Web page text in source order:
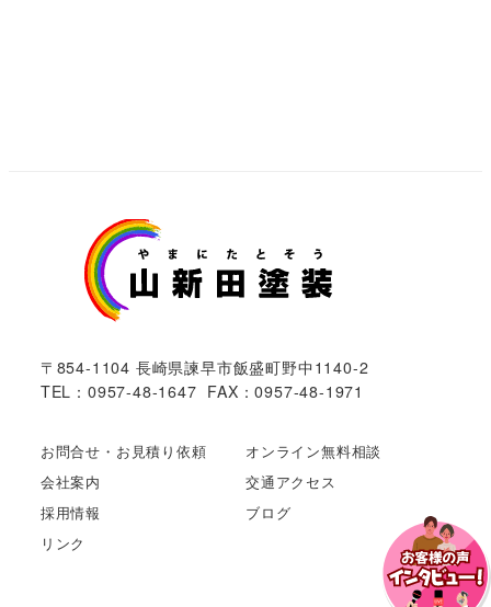
〒854-1104 長崎県諫早市飯盛町野中1140-2
TEL：0957-48-1647 FAX：0957-48-1971
お問合せ・お見積り依頼
オンライン無料相談
会社案内
交通アクセス
採用情報
ブログ
リンク